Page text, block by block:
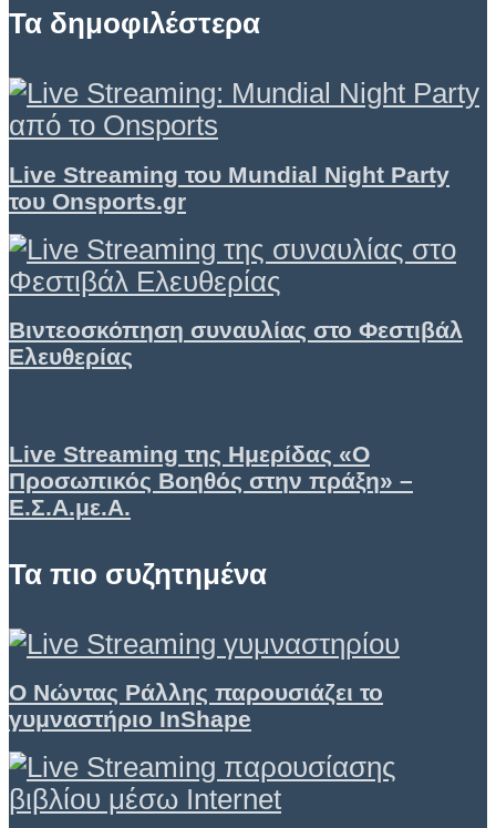
Τα δημοφιλέστερα
Live Streaming του Mundial Night Party
του Onsports.gr
Βιντεοσκόπηση συναυλίας στο Φεστιβάλ
Ελευθερίας
Live Streaming της Ημερίδας «Ο
Προσωπικός Βοηθός στην πράξη» –
Ε.Σ.Α.με.Α.
Τα πιο συζητημένα
Ο Νώντας Ράλλης παρουσιάζει το
γυμναστήριο InShape